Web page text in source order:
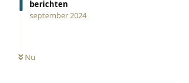
berichten
september 2024
Nu